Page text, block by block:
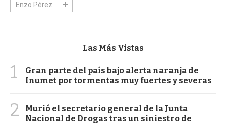
Enzo Pérez
Las Más Vistas
1
Gran parte del país bajo alerta naranja de
Inumet por tormentas muy fuertes y severas
2
Murió el secretario general de la Junta
Nacional de Drogas tras un siniestro de